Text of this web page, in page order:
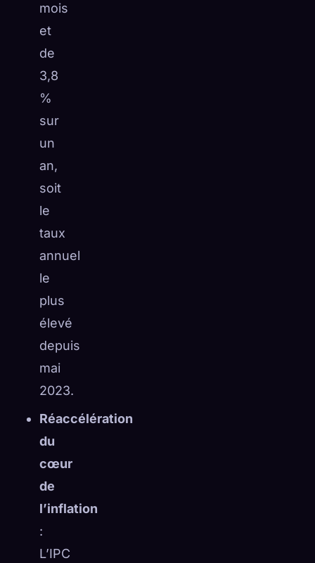
mois
et
de
3,8
%
sur
un
an,
soit
le
taux
annuel
le
plus
élevé
depuis
mai
2023.
Réaccélération
du
cœur
de
l’inflation
:
L’IPC